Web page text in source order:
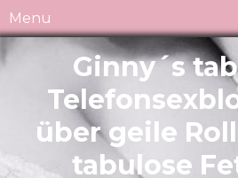
Menu
Ginny´s
über geile
tabulose